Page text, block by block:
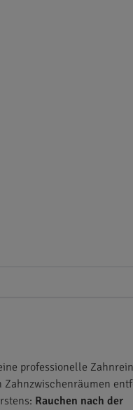
professionelle
Zahnzwischenräumen
Rauchen nach der